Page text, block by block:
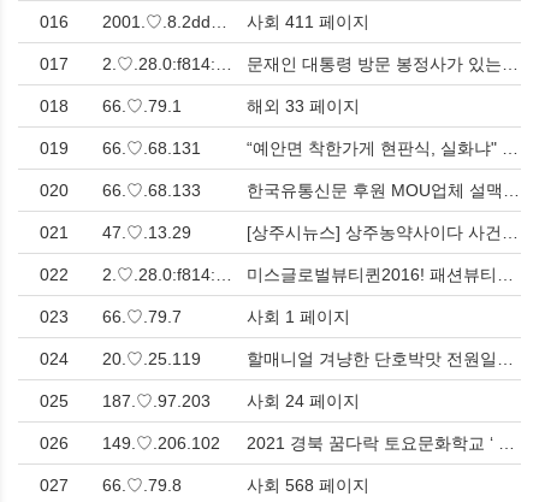
016 사회 411 페이지
017
018 66.♡.79.1 해외 33 페이지
019 66.♡.68.131
020 66.♡.68.133
021 47.♡.13.29
022
023 66.♡.79.7 사회 1 페이지
024 20.♡.25.119
025 187.♡.97.203 사회 24 페이지
026 149.♡.206.102
027 66.♡.79.8 사회 568 페이지